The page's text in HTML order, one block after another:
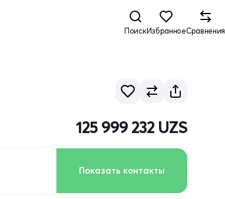
ПоискИзбранноеСравнения
125 999 232 UZS
Показать контакты